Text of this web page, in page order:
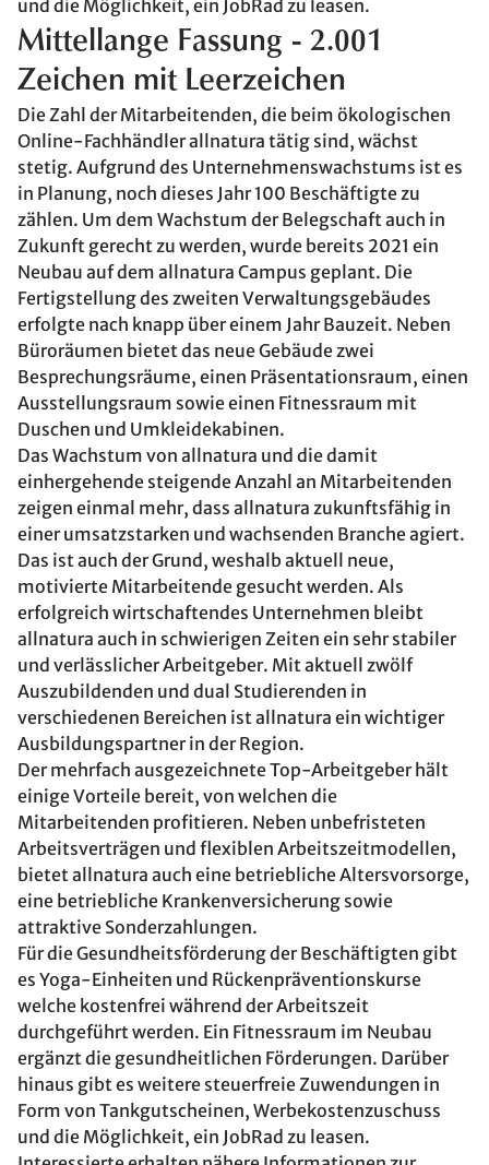
und die Möglichkeit, ein JobRad zu leasen.
Mittellange Fassung - 2.001
Zeichen mit Leerzeichen
Die Zahl der Mitarbeitenden, die beim ökologischen
Online-Fachhändler allnatura tätig sind, wächst
stetig. Aufgrund des Unternehmenswachstums ist es
in Planung, noch dieses Jahr 100 Beschäftigte zu
zählen. Um dem Wachstum der Belegschaft auch in
Zukunft gerecht zu werden, wurde bereits 2021 ein
Neubau auf dem allnatura Campus geplant. Die
Fertigstellung des zweiten Verwaltungsgebäudes
erfolgte nach knapp über einem Jahr Bauzeit. Neben
Büroräumen bietet das neue Gebäude zwei
Besprechungsräume, einen Präsentationsraum, einen
Ausstellungsraum sowie einen Fitnessraum mit
Duschen und Umkleidekabinen.
Das Wachstum von allnatura und die damit
einhergehende steigende Anzahl an Mitarbeitenden
zeigen einmal mehr, dass allnatura zukunftsfähig in
einer umsatzstarken und wachsenden Branche agiert.
Das ist auch der Grund, weshalb aktuell neue,
motivierte Mitarbeitende gesucht werden. Als
erfolgreich wirtschaftendes Unternehmen bleibt
allnatura auch in schwierigen Zeiten ein sehr stabiler
und verlässlicher Arbeitgeber. Mit aktuell zwölf
Auszubildenden und dual Studierenden in
verschiedenen Bereichen ist allnatura ein wichtiger
Ausbildungspartner in der Region.
Der mehrfach ausgezeichnete Top-Arbeitgeber hält
einige Vorteile bereit, von welchen die
Mitarbeitenden profitieren. Neben unbefristeten
Arbeitsverträgen und flexiblen Arbeitszeitmodellen,
bietet allnatura auch eine betriebliche Altersvorsorge,
eine betriebliche Krankenversicherung sowie
attraktive Sonderzahlungen.
Für die Gesundheitsförderung der Beschäftigten gibt
es Yoga-Einheiten und Rückenpräventionskurse
welche kostenfrei während der Arbeitszeit
durchgeführt werden. Ein Fitnessraum im Neubau
ergänzt die gesundheitlichen Förderungen. Darüber
hinaus gibt es weitere steuerfreie Zuwendungen in
Form von Tankgutscheinen, Werbekostenzuschuss
und die Möglichkeit, ein JobRad zu leasen.